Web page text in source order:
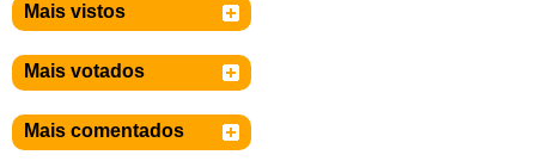
Mais vistos
Mais votados
Mais comentados